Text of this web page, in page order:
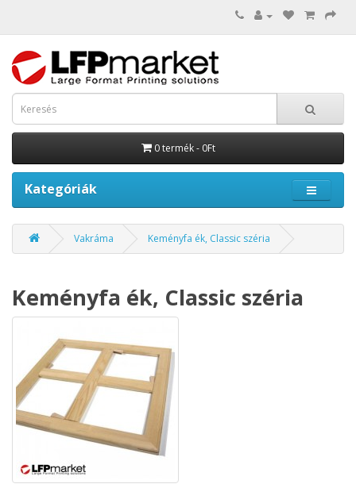
0 termék - 0Ft
Kategóriák
Vakráma Keményfa ék, Classic széria
Keményfa ék, Classic széria